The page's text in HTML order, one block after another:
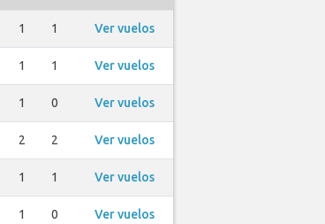
1 1 Ver vuelos
1 1 Ver vuelos
1 0 Ver vuelos
2 2 Ver vuelos
1 1 Ver vuelos
1 0 Ver vuelos